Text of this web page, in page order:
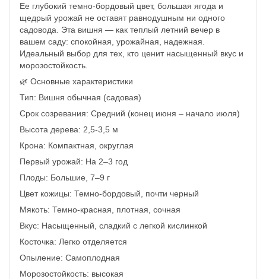
Ее глубокий темно-бордовый цвет, большая ягода и
щедрый урожай не оставят равнодушным ни одного
садовода. Эта вишня — как теплый летний вечер в
вашем саду: спокойная, урожайная, надежная.
Идеальный выбор для тех, кто ценит насыщенный вкус и
морозостойкость.
🌿 Основные характеристики
Тип: Вишня обычная (садовая)
Срок созревания: Средний (конец июня – начало июля)
Высота дерева: 2,5-3,5 м
Крона: Компактная, округлая
Первый урожай: На 2–3 год
Плоды: Большие, 7–9 г
Цвет кожицы: Темно-бордовый, почти черный
Мякоть: Темно-красная, плотная, сочная
Вкус: Насыщенный, сладкий с легкой кислинкой
Косточка: Легко отделяется
Опыление: Самоплодная
Морозостойкость: высокая